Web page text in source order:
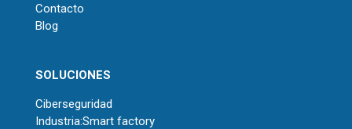
Contacto
Blog
SOLUCIONES
Ciberseguridad
Industria:Smart factory